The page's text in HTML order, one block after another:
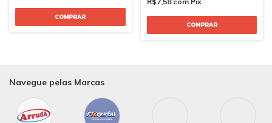
Navegue pelas Marcas